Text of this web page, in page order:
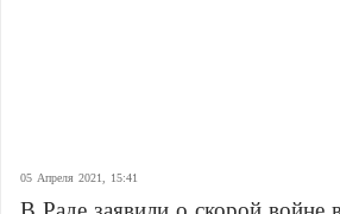
05 Апреля 2021, 15:41